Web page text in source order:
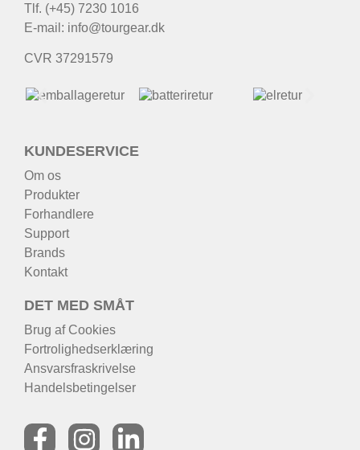
Tlf. (+45) 7230 1016
E-mail: info@tourgear.dk
CVR 37291579
KUNDESERVICE
Om os
Produkter
Forhandlere
Support
Brands
Kontakt
DET MED SMÅT
Brug af Cookies
Fortrolighedserklæring
Ansvarsfraskrivelse
Handelsbetingelser